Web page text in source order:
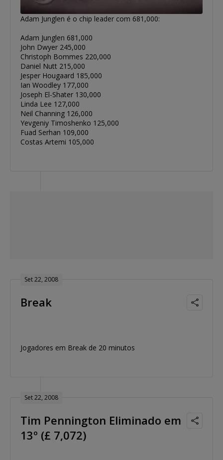
Adam Junglen é o chip leader com 681,000:
Adam Junglen 681,000
John Dwyer 245,000
Christoph Bommes 220,000
Daniel Nutt 215,000
Jesper Hougaard 185,000
Ian Woodley 177,000
Joseph El-Shater 130,000
Linda Lee 127,000
Neil Channing 126,000
Yevgeniy Timoshenko 125,000
Fuad Serhan 109,000
Costas Artemi 105,000
Set 22, 2008
Break
Jogadores em Break de 20 minutos
Set 22, 2008
Tim Pennington Eliminado em
13º (£ 7,072)